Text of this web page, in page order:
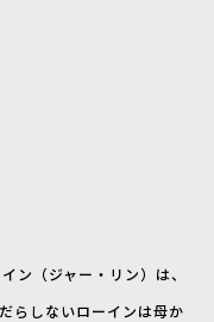
ン（ジャー・リン）は、
らしないローインは母か